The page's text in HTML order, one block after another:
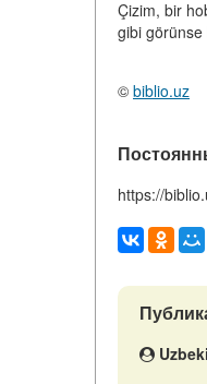
Çizim, bir
gibi
© biblio.uz
https://